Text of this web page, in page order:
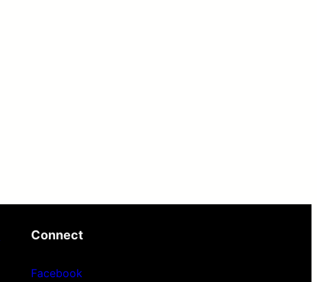
Connect
Facebook